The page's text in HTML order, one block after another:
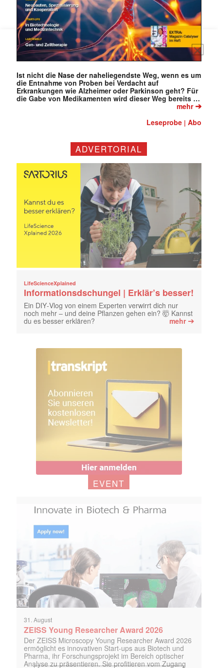
Mit dem |transkript-Newsletter
jede Woche aktuell informiert.
E-
Mail
Ist nicht die Nase der naheliegendste Weg, wenn es um
die Entnahme von Proben bei Verdacht auf
Erkrankungen wie Alzheimer oder Parkinson geht? Für
die Gabe von Medikamenten wird dieser Weg bereits …
mehr➔
Leseprobe |Abo
ADVERTORIAL
LifeScienceXplained
Informationsdschungel | Erklär’s besser!
Ein DIY‑Vlog von einem Experten verwirrt dich nur
noch mehr – und deine Pflanzen gehen ein? 🤯 Kannst
du es besser erklären?
mehr➔
EVENT
31. August
ZEISS Young Researcher Award 2026
Der ZEISS Microscopy Young Researcher Award 2026
ermöglicht es innovativen Start-ups aus Biotech und
Pharma, ihr Forschungsprojekt im Bereich optischer
Analyse zu präsentieren. Sie profitieren vom Zugang